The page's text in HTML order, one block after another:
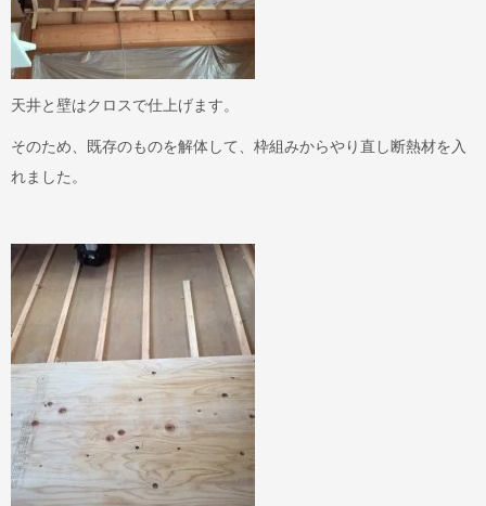
天井と壁はクロスで仕上げます。
そのため、既存のものを解体して、枠組みからやり直し断熱材を入
れました。